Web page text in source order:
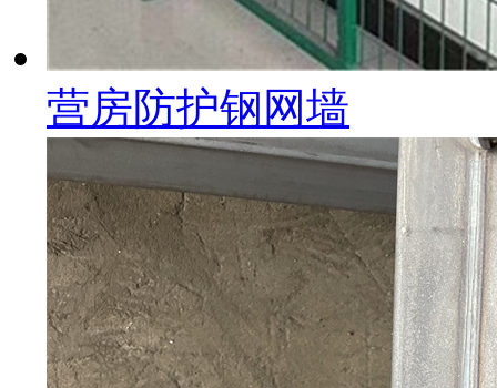
营房防护钢网墙